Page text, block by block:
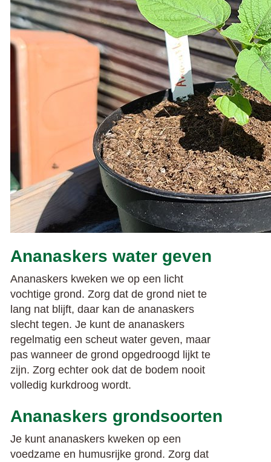
Ananaskers water geven
Ananaskers kweken we op een licht
vochtige grond. Zorg dat de grond niet te
lang nat blijft, daar kan de ananaskers
slecht tegen. Je kunt de ananaskers
regelmatig een scheut water geven, maar
pas wanneer de grond opgedroogd lijkt te
zijn. Zorg echter ook dat de bodem nooit
volledig kurkdroog wordt.
Ananaskers grondsoorten
Je kunt ananaskers kweken op een
voedzame en humusrijke grond. Zorg dat